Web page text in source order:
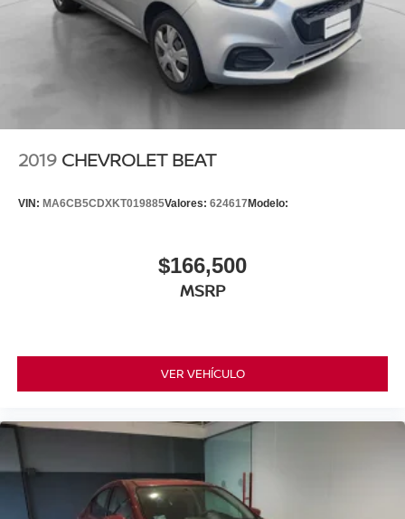
2019 CHEVROLET BEAT
VIN: MA6CB5CDXKT019885Valores: 624617 Modelo:
$166,500
MSRP
VER VEHÍCULO